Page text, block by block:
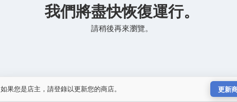
我們將盡快恢復運行。
請稍後再來瀏覽。
如果您是店主，請登錄以更新您的商店。 更新